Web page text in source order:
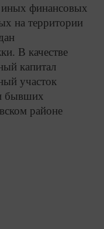
иных финансовых
на территории
В качестве
капитал
участок
бывших
районе